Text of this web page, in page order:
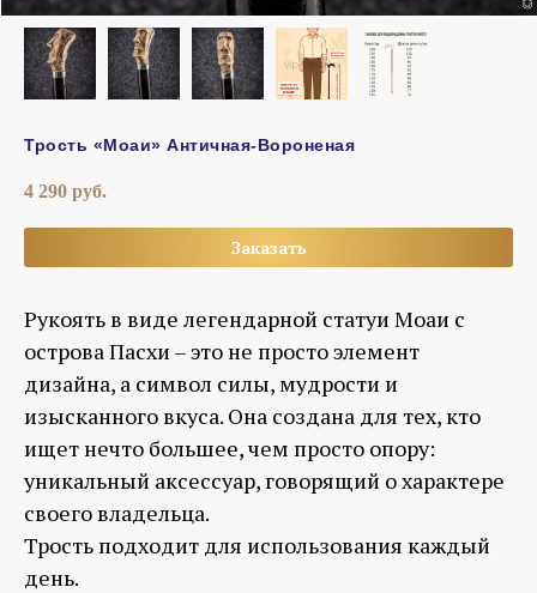
Трость «Моаи» Античная-Вороненая
4 290 руб.
Заказать
Рукоять в виде легендарной статуи Моаи с
острова Пасхи – это не просто элемент
дизайна, а символ силы, мудрости и
изысканного вкуса. Она создана для тех, кто
ищет нечто большее, чем просто опору:
уникальный аксессуар, говорящий о характере
своего владельца.
Трость подходит для использования каждый
день.